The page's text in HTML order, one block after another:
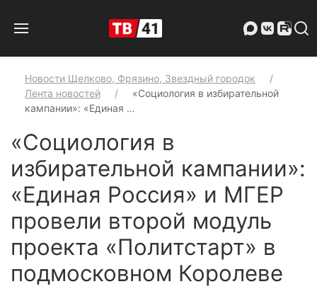
Новости Щелково, Фрязино, Звездный городок
Лента новостей
«Социология в избирательной
кампании»: «Единая …
«Социология в
избирательной кампании»:
«Единая Россия» и МГЕР
провели второй модуль
проекта «Политстарт» в
подмосковном Королеве